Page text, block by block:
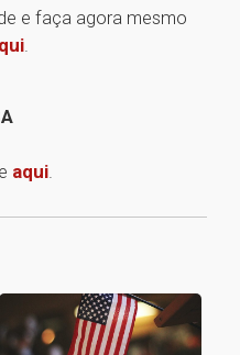
e faça agora mesmo
.
aqui.